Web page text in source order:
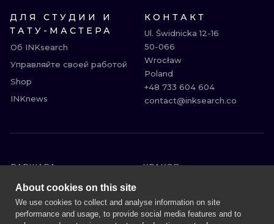
ДЛЯ СТУДИИ И
ТАТУ-МАСТЕРА
Об INKsearch
Управляйте своей работой
Shop
INKnews
КОНТАКТ
Ul. Świdnicka 12-16
50-066
Wrocław
Poland
+48 733 604 604
contact@inksearch.co
ВАРШАВА
КРАКОВ
ВРОЦЛАВ
ЛОНДОН
ГЕЙДЕЛЬБЕРГ
ЭДИНБУРГ
МАНЧЕСТЕР
About cookies on this site
We use cookies to collect and analyse information on site
performance and usage, to provide social media features and to